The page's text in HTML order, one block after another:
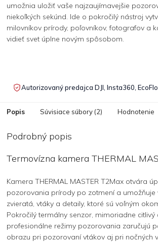
umožnia uložiť vaše najzaujímavejšie
niekoľkých sekúnd. Ide o pokročilý nástroj
milovníkov prírody, poľovníkov, fotografov a
vidieť svet úplne novým spôsobom.
Autorizovaný predajca DJI, Insta360,
Popis Súvisiace súbory (2) Hodnotenie
Podrobný popis
Termovízna kamera THERMAL
Kamera THERMAL MASTER T2Max otvára
pozorovania prírody po zotmení a umožňuje
zvieratá, vtáky a detaily, ktoré sú voľným
Pokročilý termálny senzor, mimoriadne citlivý
profesionálne režimy pozorovania zaručujú
obrazu pri pozorovaní vtákov aj pri nočných